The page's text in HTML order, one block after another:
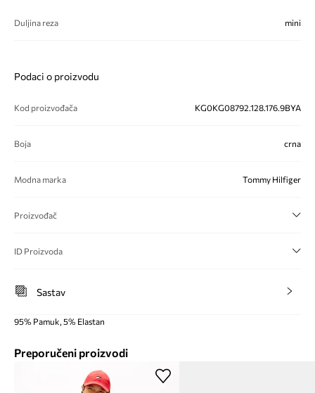
Duljina reza mini
Podaci o proizvodu
Kod proizvođača KG0KG08792.128.176.9BYA
Boja crna
Modna marka Tommy Hilfiger
Proizvođač
ID Proizvoda
Sastav
95% Pamuk, 5% Elastan
Preporučeni proizvodi